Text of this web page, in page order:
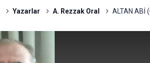
Yazarlar A. Rezzak Oral ALTAN ABİ